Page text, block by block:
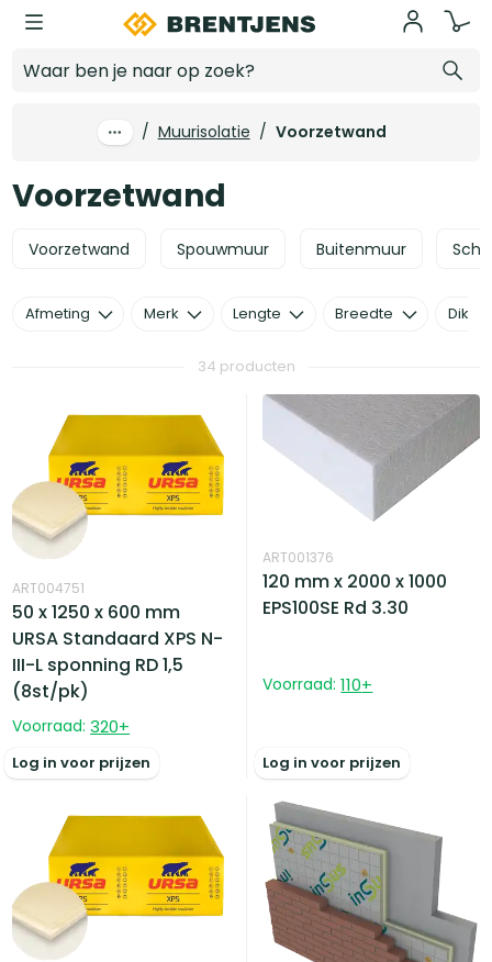
Ga naar hoofdinhoud
/ Muurisolatie / Voorzetwand
Voorzetwand
Voorzetwand Spouwmuur Buitenmuur
34 producten
ART004751
50 x 1250 x 600 mm
URSA Standaard XPS N-
III-L sponning RD 1,5
(8st/pk)
Voorraad: 320+
Log in voor prijzen
ART001376
120 mm x 2000 x 1000
EPS100SE Rd 3.30
Voorraad: 110+
Log in voor prijzen
Afmeting Merk Lengte Breedte Dikte